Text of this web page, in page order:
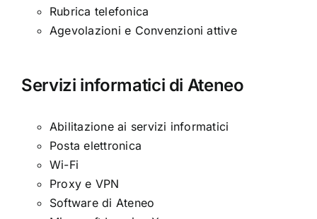
Rubrica telefonica
Agevolazioni e Convenzioni attive
Servizi informatici di Ateneo
Abilitazione ai servizi informatici
Posta elettronica
Wi-Fi
Proxy e VPN
Software di Ateneo